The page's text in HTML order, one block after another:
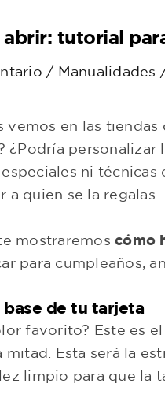
abrir: tutorial
/ Manualidades
vemos en las
¿Podría personalizar
ni
a quien se la regalas.
mostraremos cómo
para cumpleaños,
base de tu tarjeta
favorito? Este es
mitad. Esta será la
limpio para que la